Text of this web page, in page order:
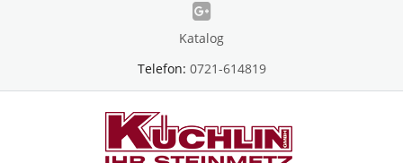
Katalog
Telefon: 0721-614819